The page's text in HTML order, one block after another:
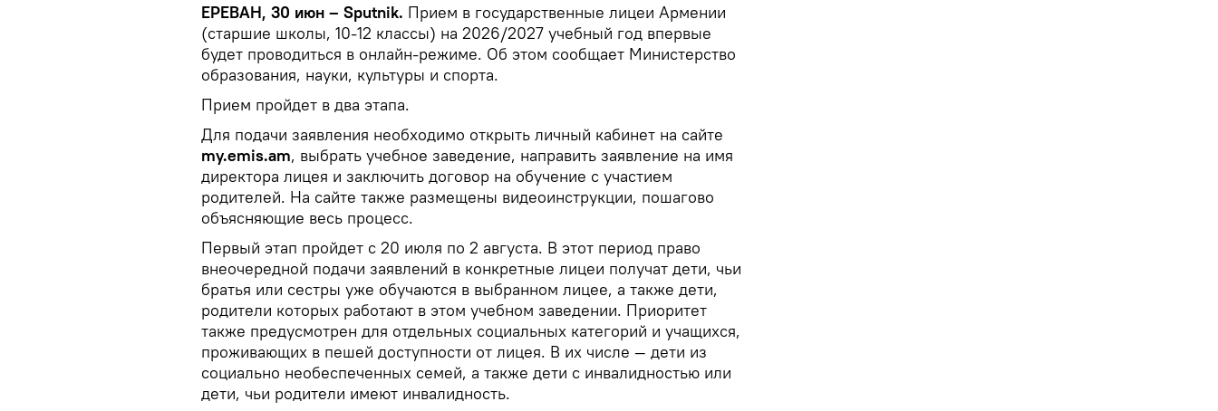
ЕРЕВАН, 30 июн – Sputnik. Прием в государственные лицеи Армении
(старшие школы, 10-12 классы) на 2026/2027 учебный год впервые
будет проводиться в онлайн-режиме. Об этом сообщает Министерство
образования, науки, культуры и спорта.
Прием пройдет в два этапа.
Для подачи заявления необходимо открыть личный кабинет на сайте
my.emis.am, выбрать учебное заведение, направить заявление на имя
директора лицея и заключить договор на обучение с участием
родителей. На сайте также размещены видеоинструкции, пошагово
объясняющие весь процесс.
Первый этап пройдет с 20 июля по 2 августа. В этот период право
внеочередной подачи заявлений в конкретные лицеи получат дети, чьи
братья или сестры уже обучаются в выбранном лицее, а также дети,
родители которых работают в этом учебном заведении. Приоритет
также предусмотрен для отдельных социальных категорий и учащихся,
проживающих в пешей доступности от лицея. В их числе — дети из
социально необеспеченных семей, а также дети с инвалидностью или
дети, чьи родители имеют инвалидность.